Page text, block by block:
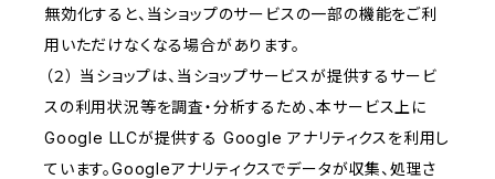
無効化すると、当ショップのサービスの一部の機能をご利
用いただけなくなる場合があります。
（２） 当ショップは、当ショップサービスが提供するサービ
スの利用状況等を調査・分析するため、本サービス上に
Google LLCが提供する Google アナリティクスを利用し
ています。Googleアナリティクスでデータが収集、処理さ